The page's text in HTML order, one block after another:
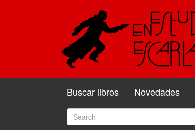
Buscar libros Novedades